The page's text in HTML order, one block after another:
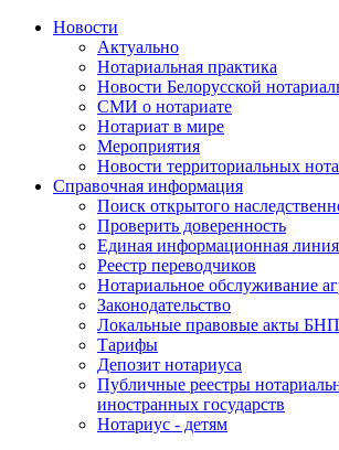
Новости
Актуально
Нотариальная практика
Новости Белорусской
СМИ о нотариате
Нотариат в мире
Мероприятия
Новости территориальных
Справочная информация
Поиск открытого
Проверить доверенность
Единая информационная линия
Реестр переводчиков
Нотариальное обслуживание
Законодательство
Локальные правовые акты БНП
Тарифы
Депозит нотариуса
Публичные реестры
иностранных государств
Нотариус - детям